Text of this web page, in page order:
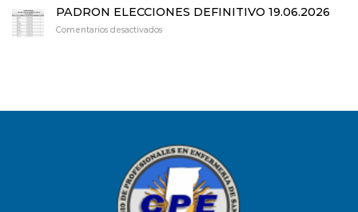
2
Junta
Electoral
PADRON ELECCIONES DEFINITIVO 19.06.2026
Comentarios desactivadosen